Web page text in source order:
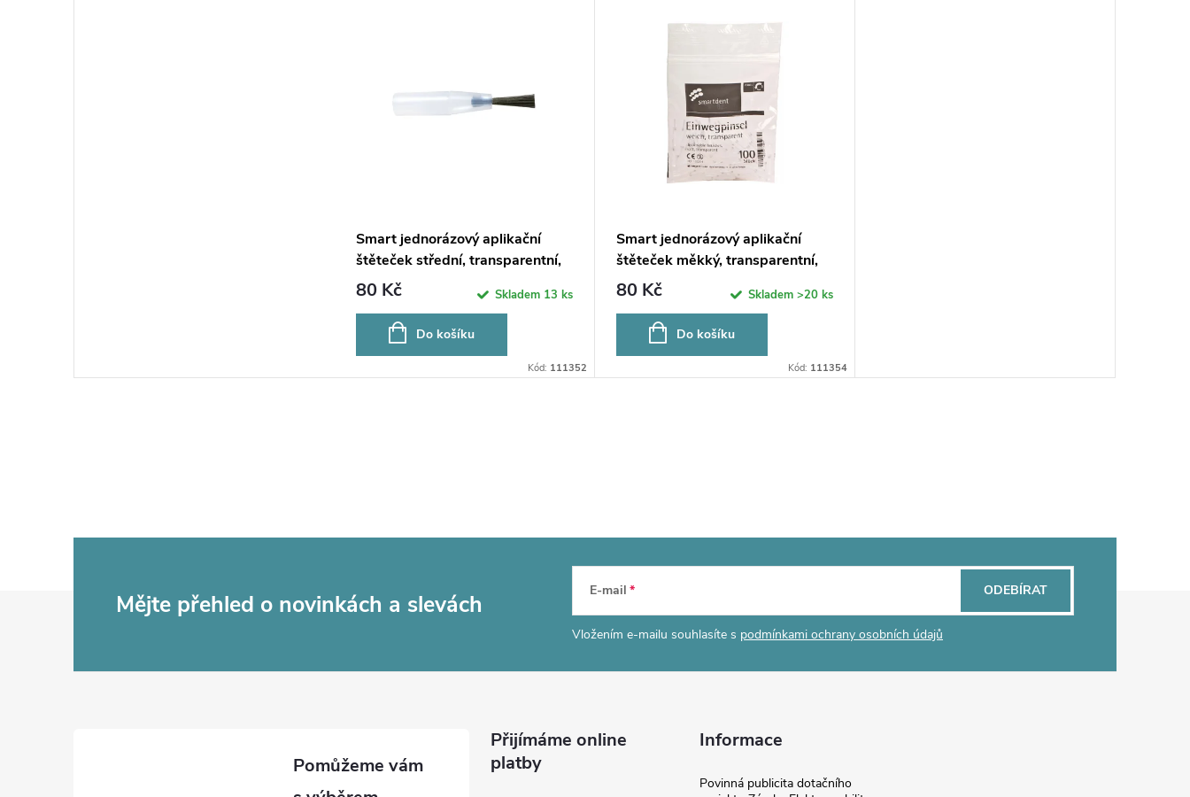
Smart jednorázový aplikační
štěteček střední, transparentní,
černý
80 Kč Skladem 13 ks
Do košíku
Kód: 111352
Smart jednorázový aplikační
štěteček měkký, transparentní,
bílý
80 Kč Skladem >20 ks
Do košíku
Kód: 111354
Mějte přehled o novinkách a slevách E-mail
Vložením e-mailu souhlasíte s podmínkami ochrany osobních údajů
ODEBÍRAT
Přijímáme online
platby
Informace
Povinná publicita dotačního